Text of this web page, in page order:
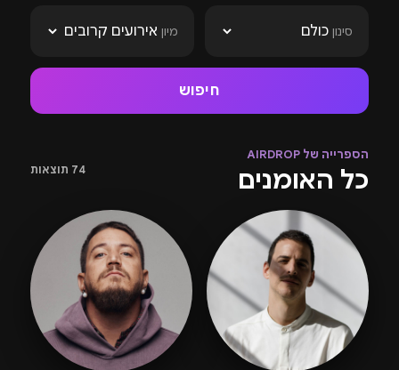
סינון מיון
חיפוש
הספרייה של AIRDROP
כל האומנים 74 תוצאות